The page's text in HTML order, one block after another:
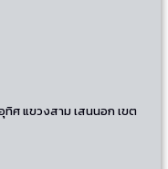
ทิศ แขวงสาม เสนนอก เขต